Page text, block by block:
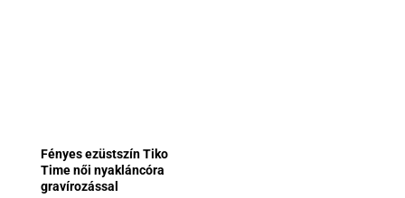
Fényes ezüstszín Tiko
Time női nyakláncóra
gravírozással